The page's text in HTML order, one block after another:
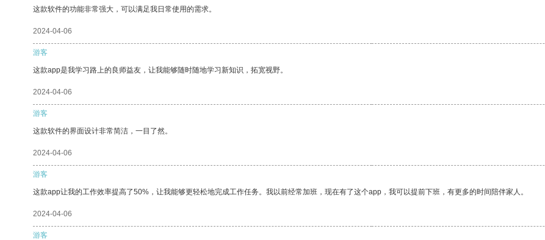
这款软件的功能非常强大，可以满足我日常使用的需求。
2024-04-06
游客
这款app是我学习路上的良师益友，让我能够随时随地学习新知识，拓宽视野。
2024-04-06
游客
这款软件的界面设计非常简洁，一目了然。
2024-04-06
游客
这款app让我的工作效率提高了50%，让我能够更轻松地完成工作任务。我以前经常加班，现在有了这个app，我可以提前下班，有更多的时间陪伴家人。
2024-04-06
游客